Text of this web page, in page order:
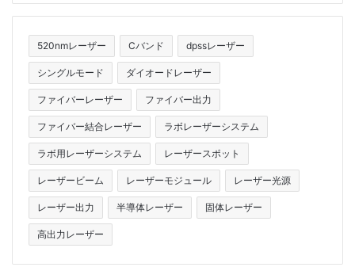
520nmレーザー Cバンド dpssレーザー
シングルモード ダイオードレーザー
ファイバーレーザー ファイバー出力
ファイバー結合レーザー ラボレーザーシステム
ラボ用レーザーシステム レーザースポット
レーザービーム レーザーモジュール レーザー光源
レーザー出力 半導体レーザー 固体レーザー
高出力レーザー